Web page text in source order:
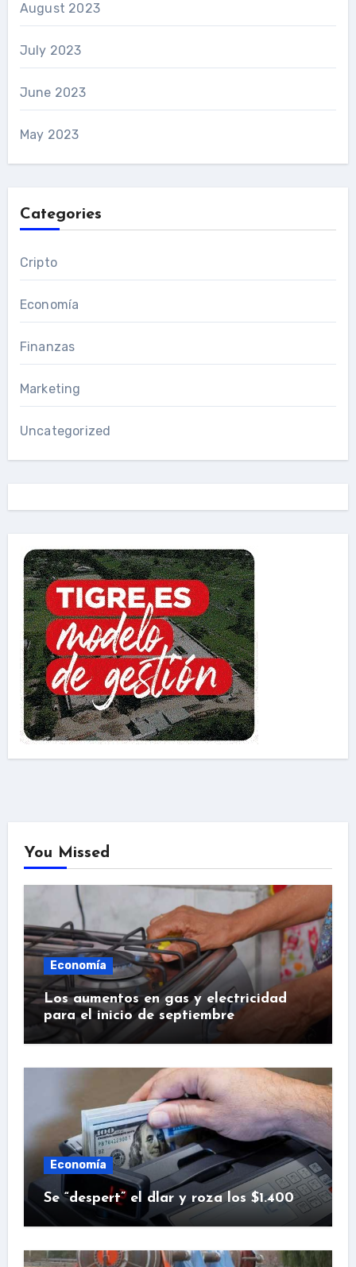
August 2023
July 2023
June 2023
May 2023
Categories
Cripto
Economía
Finanzas
Marketing
Uncategorized
You Missed
Economía
Los aumentos en gas y electricidad
para el inicio de septiembre
Economía
Se “despert” el dlar y roza los $1.400